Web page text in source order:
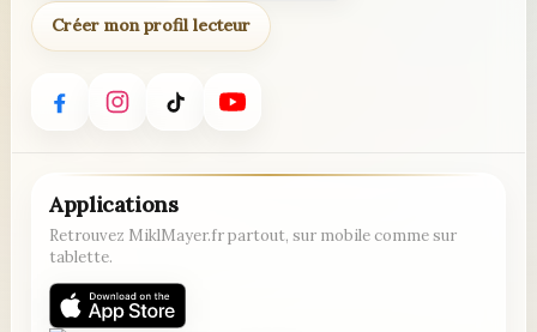
Créer mon profil lecteur
Applications
Retrouvez MiklMayer.fr partout, sur mobile comme sur
tablette.